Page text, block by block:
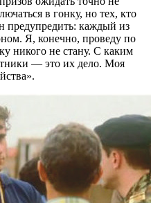
в гонку, но тех, кто
предупредить: каждый из
Я, конечно, проведу по
никого не стану. С каким
— это их дело. Моя